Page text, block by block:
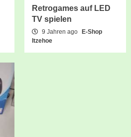
Retrogames auf LED
TV spielen
9 Jahren ago
E-Shop
Itzehoe